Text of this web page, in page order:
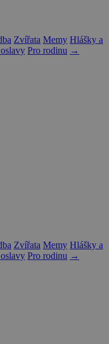
Zvířata Memy Hlášky a
Pro rodinu →
Zvířata Memy Hlášky a
Pro rodinu →